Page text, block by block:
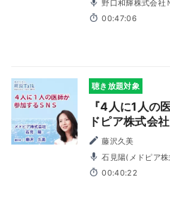
野口和輝株式会社Ｎ・フィールド 代表取締役社長), 藤
沢久美
00:47:06
聴き放題対象
『4人に1人の
ドピア株式会
藤沢久美
石見陽(メドピア
00:40:22